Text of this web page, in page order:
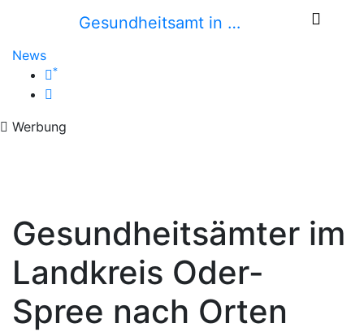
Gesundheitsamt in …
News
*
Werbung
Gesundheitsämter im
Landkreis Oder-
Spree nach Orten